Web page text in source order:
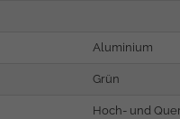
Aluminium
Grün
Hoch- und